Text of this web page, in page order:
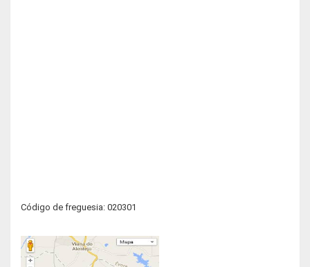
Código de freguesia: 020301